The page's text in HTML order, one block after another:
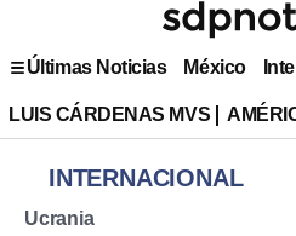
Últimas Noticias México
LUIS CÁRDENAS MVS
INTERNACIONAL
Ucrania